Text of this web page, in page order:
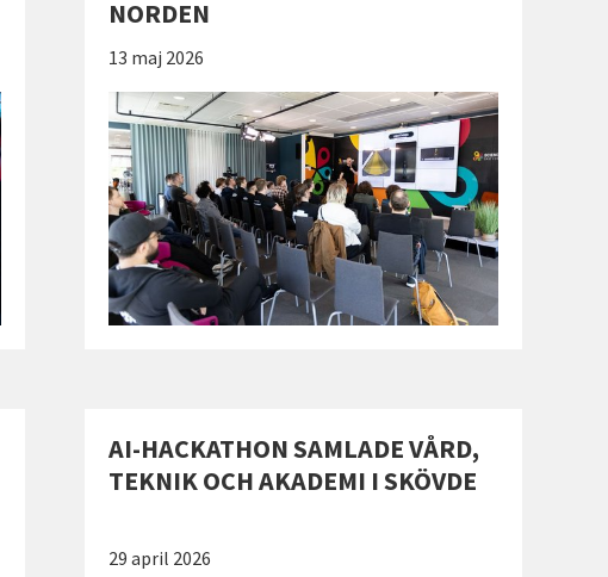
NORDEN
Publicerad:
13 maj 2026
AI-HACKATHON SAMLADE VÅRD,
TEKNIK OCH AKADEMI I SKÖVDE
Publicerad:
29 april 2026